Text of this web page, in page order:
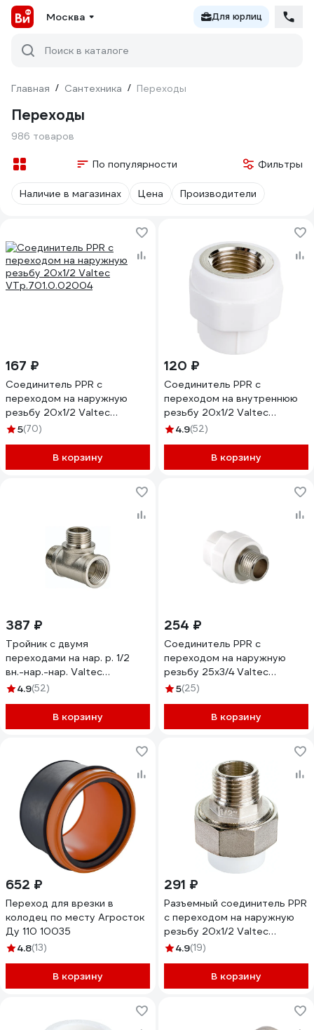
Москва Для юрлиц
Поиск в каталоге
Главная / Сантехника / Переходы
Переходы
986 товаров
По популярности Фильтры
Наличие в магазинах Цена Производители
167 ₽
Соединитель PPR с
переходом на наружную
резьбу 20х1/2 Valtec
VTp.701.0.02004
5(70)
В корзину
120 ₽
Соединитель PPR с
переходом на внутреннюю
резьбу 20х1/2 Valtec
VTp.702.0.02004
4.9(52)
В корзину
387 ₽
Тройник с двумя
переходами на нар. р. 1/2
вн.-нар.-нар. Valtec
VTr.133.N.0004
4.9(52)
В корзину
254 ₽
Соединитель PPR с
переходом на наружную
резьбу 25х3/4 Valtec
VTp.701.0.02505
5(25)
В корзину
652 ₽
Переход для врезки в
колодец по месту Агросток
Ду 110 10035
4.8(13)
В корзину
291 ₽
Разъемный соединитель PPR
с переходом на наружную
резьбу 20х1/2 Valtec
VTp.761.0.02004
4.9(19)
В корзину